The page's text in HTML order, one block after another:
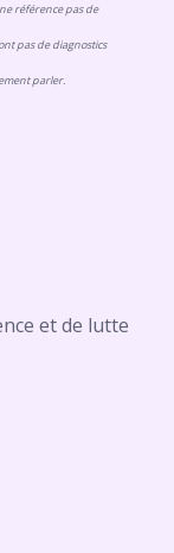
référence pas de
pas de diagnostics
parler.
et de lutte